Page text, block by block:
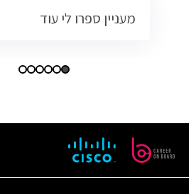
מעניין ספרו לי עוד